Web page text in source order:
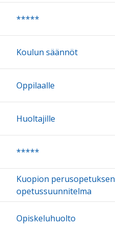
*****
Koulun säännöt
Oppilaalle
Huoltajille
*****
Kuopion perusopetuksen
opetussuunnitelma
Opiskeluhuolto